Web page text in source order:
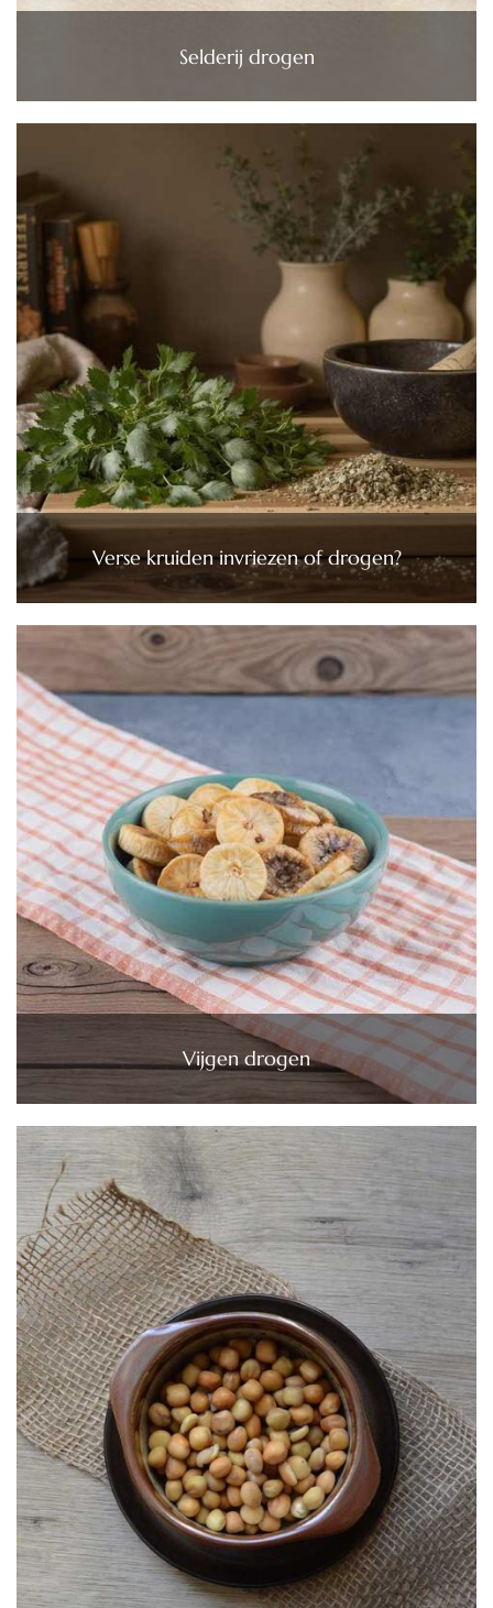
Selderij drogen
Verse kruiden invriezen of drogen?
Vijgen drogen